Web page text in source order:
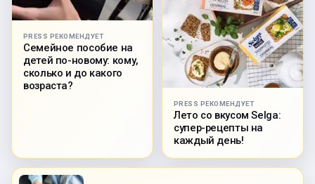
PRESS РЕКОМЕНДУЕТ
Семейное пособие на
детей по-новому: кому,
сколько и до какого
возраста?
PRESS РЕКОМЕНДУЕТ
Лето со вкусом Selga:
супер-рецепты на
каждый день!